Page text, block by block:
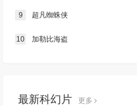
9 超凡蜘蛛侠
10 加勒比海盗
最新科幻片 更多